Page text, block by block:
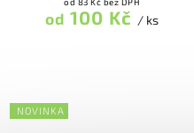
od 100 Kč / ks
NOVINKA